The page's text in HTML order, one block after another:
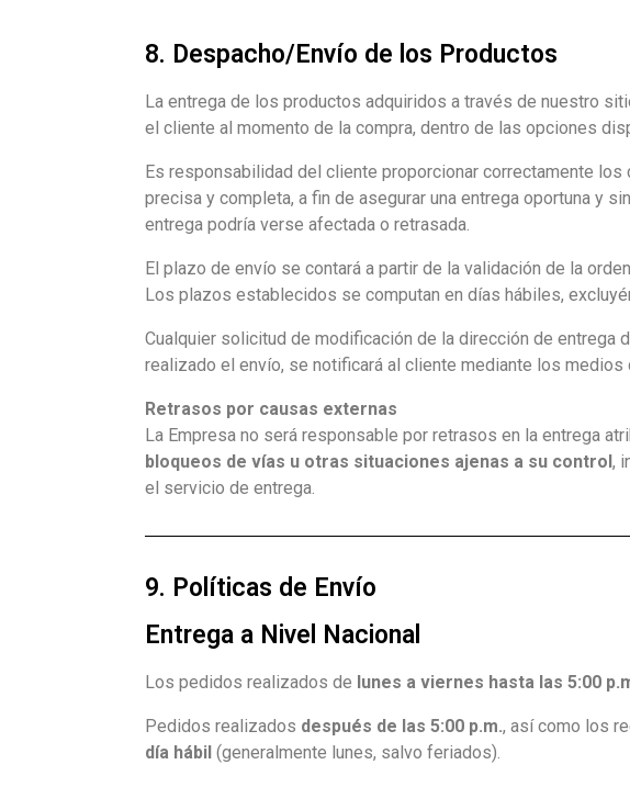
8. Despacho/Envío de los Productos
La entrega de los productos adquiridos a través de nuestro
el cliente al momento de la compra, dentro de las opciones
Es responsabilidad del cliente proporcionar correctamente
precisa y completa, a fin de asegurar una entrega oportuna y
entrega podría verse afectada o retrasada.
El plazo de envío se contará a partir de la validación de la
Los plazos establecidos se computan en días hábiles,
Cualquier solicitud de modificación de la dirección de entrega
realizado el envío, se notificará al cliente mediante los medios
Retrasos por causas externas
La Empresa no será responsable por retrasos en la entrega
bloqueos de vías u otras situaciones ajenas a su control,
el servicio de entrega.
9. Políticas de Envío
Entrega a Nivel Nacional
Los pedidos realizados de lunes a viernes hasta las 5:00
Pedidos realizados después de las 5:00 p.m., así como los
día hábil (generalmente lunes, salvo feriados).